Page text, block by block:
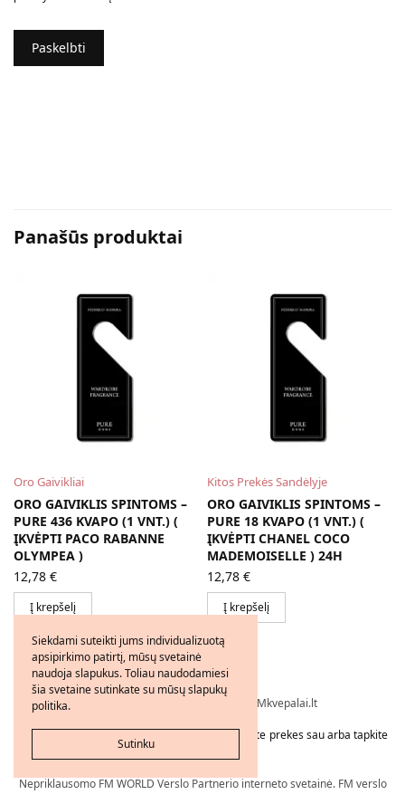
Panašūs produktai
Oro Gaivikliai
ORO GAIVIKLIS SPINTOMS –
PURE 436 KVAPO (1 VNT.) (
ĮKVĖPTI PACO RABANNE
OLYMPEA )
12,78 €
Į krepšelį
Kitos Prekės Sandėlyje
ORO GAIVIKLIS SPINTOMS –
PURE 18 KVAPO (1 VNT.) (
ĮKVĖPTI CHANEL COCO
MADEMOISELLE ) 24H
12,78 €
Į krepšelį
Visos teisės saugomos © 2026 - FMkvepalai.lt
Tapkite FMWorld verslo partneriu arba užsakykite prekes sau arba tapkite
Nepriklausomo FM WORLD Verslo Partnerio interneto svetainė. FM verslo
Siekdami suteikti jums individualizuotą
apsipirkimo patirtį, mūsų svetainė
naudoja slapukus. Toliau naudodamiesi
šia svetaine sutinkate su mūsų slapukų
politika.
Sutinku